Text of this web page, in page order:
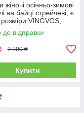
жіночі осінньо-зимові
на байці стрейчеві, є
розміри VINGVGS,
до відправки
2 100 ₴
Купити